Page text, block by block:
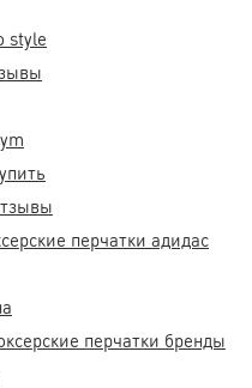
style
перчатки адидас
перчатки бренды